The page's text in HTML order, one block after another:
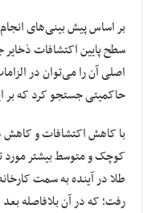
سطح پایین اکتشافات
اصلی آن را می‌توان در
حاکمیتی جستجو کرد که بر
با کاهش اکتشافات و کاهش
کوچک و متوسط بیشتر مورد
طلا در آینده به سمت
رفت؛ که در آن بلافاصله